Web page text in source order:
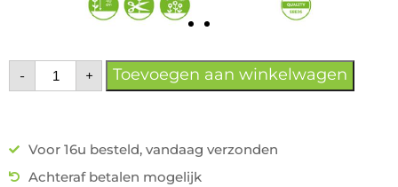
- + Toevoegen aan winkelwagen
Voor 16u besteld, vandaag verzonden
Achteraf betalen mogelijk